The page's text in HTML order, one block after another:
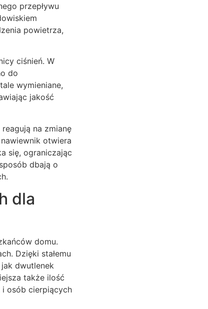
przepływu
powietrza,
ciśnień. W
do
wymieniane,
jakość
na zmianę
otwiera
się, ograniczając
dbają o
dla
domu.
Dzięki stałemu
dwutlenek
także ilość
i osób cierpiących